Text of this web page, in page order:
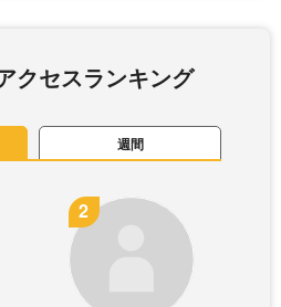
クセスランキング
週間